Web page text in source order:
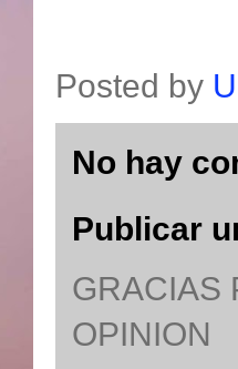
Posted by
No hay
Publicar
GRACIAS
OPINION